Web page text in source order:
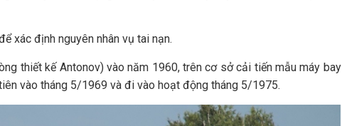
xác định nguyên nhân vụ tai nạn.
thiết kế Antonov) vào năm 1960, trên cơ sở cải tiến mẫu máy bay
vào tháng 5/1969 và đi vào hoạt động tháng 5/1975.